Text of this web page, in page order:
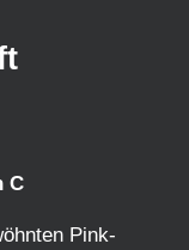
C
Pink-